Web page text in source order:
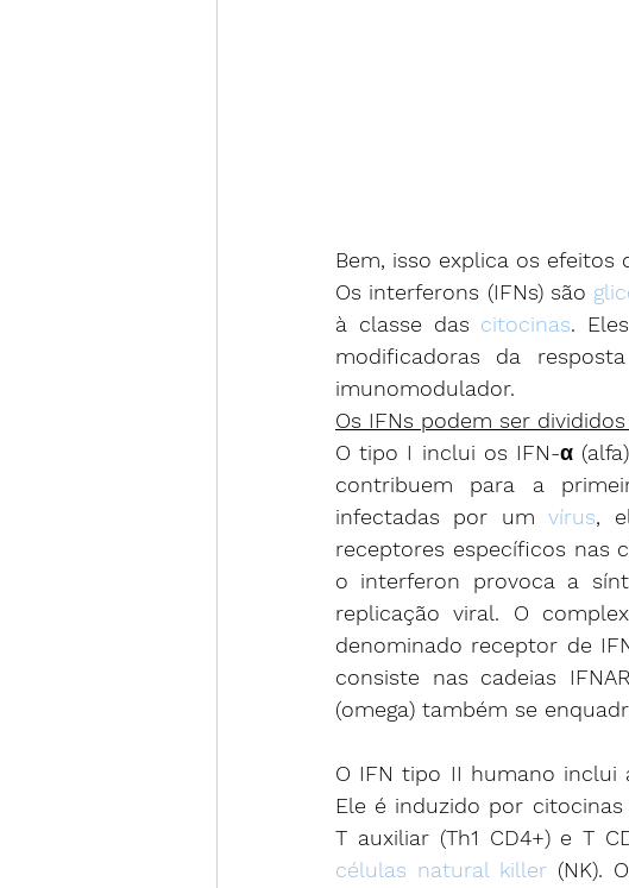
Bem, isso explica os efeitos
Os interferons (IFNs) são
à classe das citocinas.
modificadoras da
imunomodulador.
Os IFNs podem ser
O tipo I inclui os IFN-α
contribuem para a
infectadas por um vírus,
receptores específicos nas
o interferon provoca a
replicação viral. O
denominado receptor de
consiste nas cadeias
(omega) também se
O IFN tipo II humano inclui
Ele é induzido por
células natural killer (NK).